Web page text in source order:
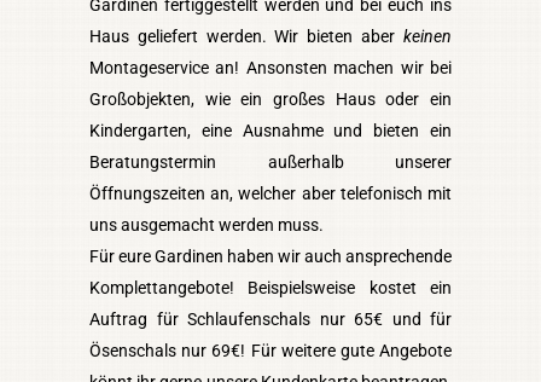
Gardinen fertiggestellt werden und bei euch ins
Haus geliefert werden. Wir bieten aber keinen
Montageservice an! Ansonsten machen wir bei
Großobjekten, wie ein großes Haus oder ein
Kindergarten, eine Ausnahme und bieten ein
Beratungstermin außerhalb unserer
Öffnungszeiten an, welcher aber telefonisch mit
uns ausgemacht werden muss.
Für eure Gardinen haben wir auch ansprechende
Komplettangebote! Beispielsweise kostet ein
Auftrag für Schlaufenschals nur 65€ und für
Ösenschals nur 69€! Für weitere gute Angebote